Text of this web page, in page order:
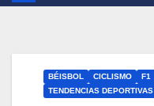
BÉISBOL CICLISMO F1
TENDENCIAS DEPORTIVAS